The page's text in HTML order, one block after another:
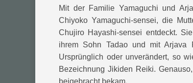
Mit der Familie Yamaguchi und
Chiyoko Yamaguchi-sensei, die
Chujiro Hayashi-sensei entdeckt.
ihrem Sohn Tadao und mit Arjava
Ursprünglich oder unverändert, so
Bezeichnung Jikiden Reiki.